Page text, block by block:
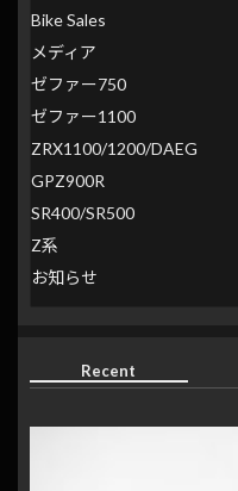
Bike Sales
メディア
ゼファー750
ゼファー1100
ZRX1100/1200/DAEG
GPZ900R
SR400/SR500
Z系
お知らせ
Recent